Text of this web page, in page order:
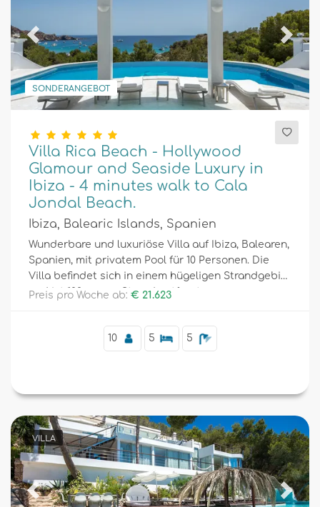
SONDERANGEBOT
Previous Next
Villa Rica Beach - Hollywood
Glamour and Seaside Luxury in
Ibiza - 4 minutes walk to Cala
Jondal Beach.
Ibiza, Balearic Islands, Spanien
Wunderbare und luxuriöse Villa auf Ibiza, Balearen,
Spanien, mit privatem Pool für 10 Personen. Die
Villa befindet sich in einem hügeligen Strandgebiet
und ist 100 m vom Strand entfernt.
Preis pro Woche ab: € 21.623
10 5 5
VILLA
Previous Next